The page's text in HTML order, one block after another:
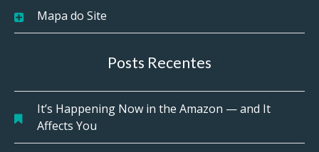
Mapa do Site
Posts Recentes
It’s Happening Now in the Amazon — and It
Affects You